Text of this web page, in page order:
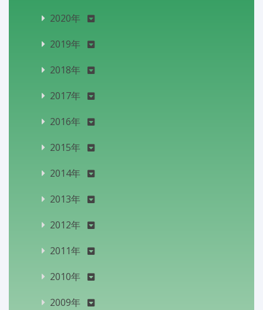
2020年
2019年
2018年
2017年
2016年
2015年
2014年
2013年
2012年
2011年
2010年
2009年